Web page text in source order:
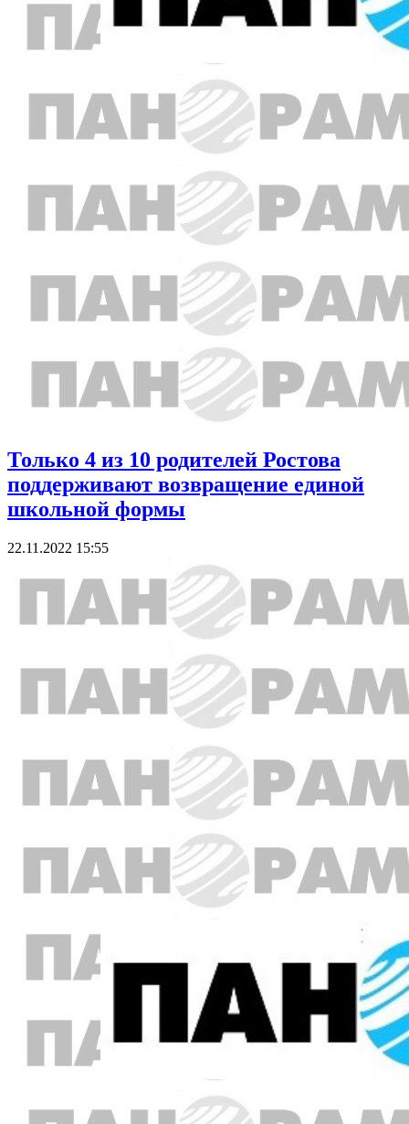
Только 4 из 10 родителей Ростова
поддерживают возвращение единой
школьной формы
22.11.2022 15:55